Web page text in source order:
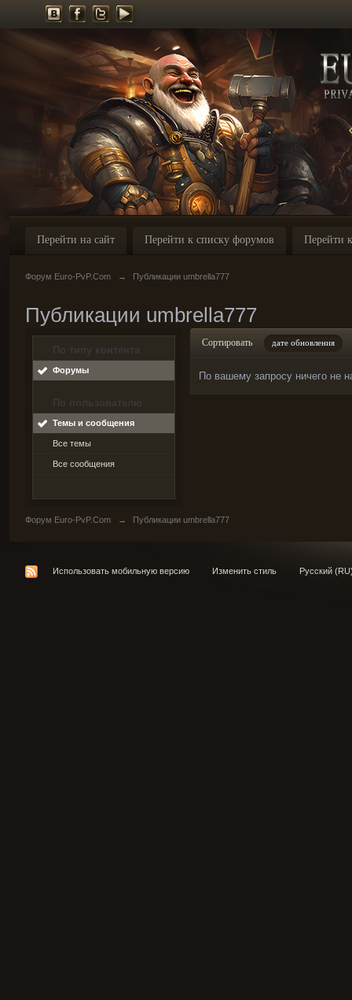
Перейти на сайт Перейти к списку форумов Перейти
Форум Euro-PvP.Com → Публикации umbrella777
Публикации umbrella777
По типу контента
Форумы
По пользователю
Темы и сообщения
Все темы
Все сообщения
Сортировать дате обновления
По вашему запросу ничего не
Форум Euro-PvP.Com → Публикации umbrella777
Использовать мобильную версию Изменить стиль Русский